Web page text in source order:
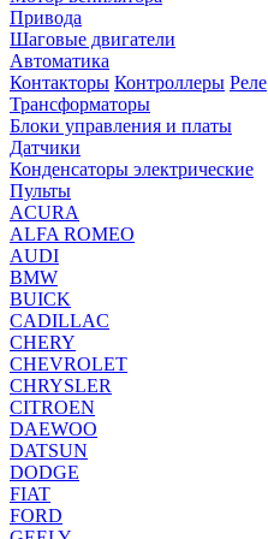
Привода
Шаговые двигатели
Автоматика
Контакторы Контроллеры Реле
Трансформаторы
Блоки управления и платы
Датчики
Конденсаторы электрические
Пульты
ACURA
ALFA ROMEO
AUDI
BMW
BUICK
CADILLAC
CHERY
CHEVROLET
CHRYSLER
CITROEN
DAEWOO
DATSUN
DODGE
FIAT
FORD